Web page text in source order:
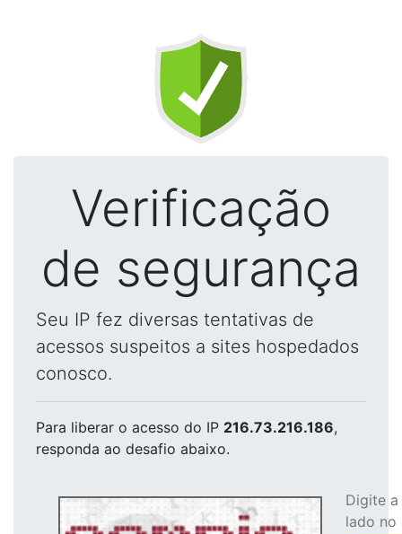
Verificação
de segurança
Seu IP fez diversas tentativas de
acessos suspeitos a sites hospedados
conosco.
Para liberar o acesso do IP 216.73.216.186,
responda ao desafio abaixo.
Digite
lado no